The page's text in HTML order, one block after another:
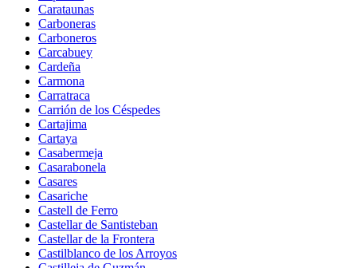
Carataunas
Carboneras
Carboneros
Carcabuey
Cardeña
Carmona
Carratraca
Carrión de los Céspedes
Cartajima
Cartaya
Casabermeja
Casarabonela
Casares
Casariche
Castell de Ferro
Castellar de Santisteban
Castellar de la Frontera
Castilblanco de los Arroyos